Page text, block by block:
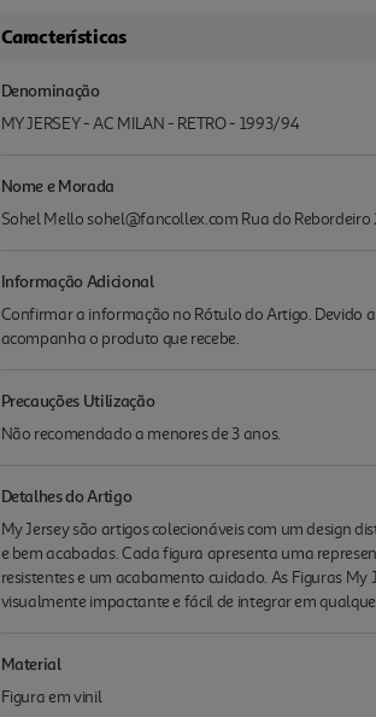
Características
Denominação
MY JERSEY - AC MILAN - RETRO - 1993/94
Nome e Morada
Sohel Mello sohel@fancollex.com Rua do Rebordeiro
Informação Adicional
Confirmar a informação no Rótulo do Artigo. Devido
acompanha o produto que recebe.
Precauções Utilização
Não recomendado a menores de 3 anos.
Detalhes do Artigo
My Jersey são artigos colecionáveis com um design
e bem acabadas. Cada figura apresenta uma
resistentes e um acabamento cuidado. As Figuras
visualmente impactante e fácil de integrar em
Material
Figura em vinil